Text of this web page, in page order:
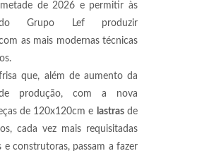
de 2026 e permitir às
do Grupo Lef produzir
as mais modernas técnicas
que, além de aumento da
de produção, com a nova
de 120x120cm e lastrasde
cada vez mais requisitadas
e construtoras, passam a fazer